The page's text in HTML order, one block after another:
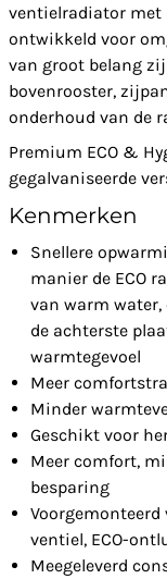
ventielradiator met
ontwikkeld voor
van groot belang
bovenrooster,
onderhoud van de
Premium ECO &
gegalvaniseerde
Kenmerken
Snellere
manier de ECO
van warm
de achterste
warmtegevoel
Meer
Minder
Geschikt voor
Meer comfort,
besparing
ventiel, ECO-
Meegeleverd